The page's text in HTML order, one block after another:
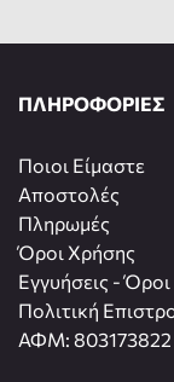
ΠΛΗΡΟΦΟΡΙΕΣ
Ποιοι Είμαστε
Αποστολές
Πληρωμές
Όροι Χρήσης
Εγγυήσεις -
Πολιτική
ΑΦΜ: 803173822